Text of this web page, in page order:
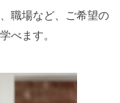
職場など、ご希望の
べます。